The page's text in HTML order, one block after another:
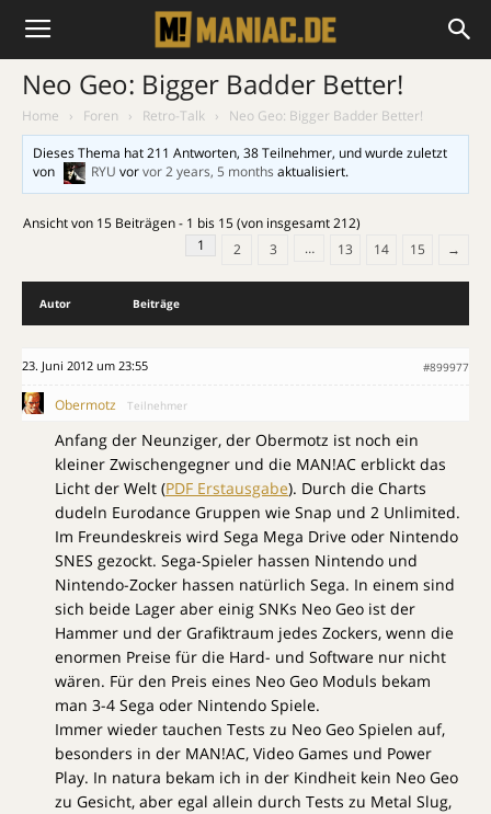
Neo Geo: Bigger Badder Better!
Home › Foren › Retro-Talk ›
Neo Geo: Bigger Badder Better!
Dieses Thema hat 211 Antworten, 38 Teilnehmer, und wurde zuletzt
von
RYU vorvor 2 years, 5 months aktualisiert.
Ansicht von 15 Beiträgen - 1 bis 15 (von insgesamt 212)
1
2 3 … 13 14 15 →
Autor Beiträge
23. Juni 2012 um 23:55 #899977
Obermotz Teilnehmer
Anfang der Neunziger, der Obermotz ist noch ein
kleiner Zwischengegner und die MAN!AC erblickt das
Licht der Welt (PDF Erstausgabe). Durch die Charts
dudeln Eurodance Gruppen wie Snap und 2 Unlimited.
Im Freundeskreis wird Sega Mega Drive oder Nintendo
SNES gezockt. Sega-Spieler hassen Nintendo und
Nintendo-Zocker hassen natürlich Sega. In einem sind
sich beide Lager aber einig SNKs Neo Geo ist der
Hammer und der Grafiktraum jedes Zockers, wenn die
enormen Preise für die Hard- und Software nur nicht
wären. Für den Preis eines Neo Geo Moduls bekam
man 3-4 Sega oder Nintendo Spiele.
Immer wieder tauchen Tests zu Neo Geo Spielen auf,
besonders in der MAN!AC, Video Games und Power
Play. In natura bekam ich in der Kindheit kein Neo Geo
zu Gesicht, aber egal allein durch Tests zu Metal Slug,